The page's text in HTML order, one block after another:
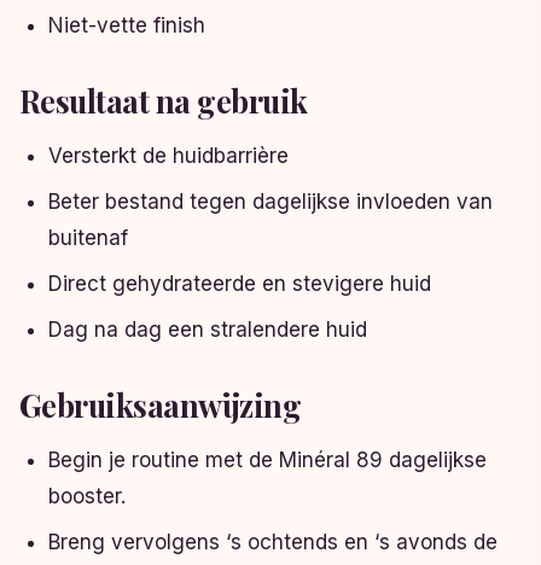
Niet-vette finish
Resultaat na gebruik
Versterkt de huidbarrière
Beter bestand tegen dagelijkse invloeden van
buitenaf
Direct gehydrateerde en stevigere huid
Dag na dag een stralendere huid
Gebruiksaanwijzing
Begin je routine met de Minéral 89 dagelijkse
booster.
Breng vervolgens ‘s ochtends en ‘s avonds de